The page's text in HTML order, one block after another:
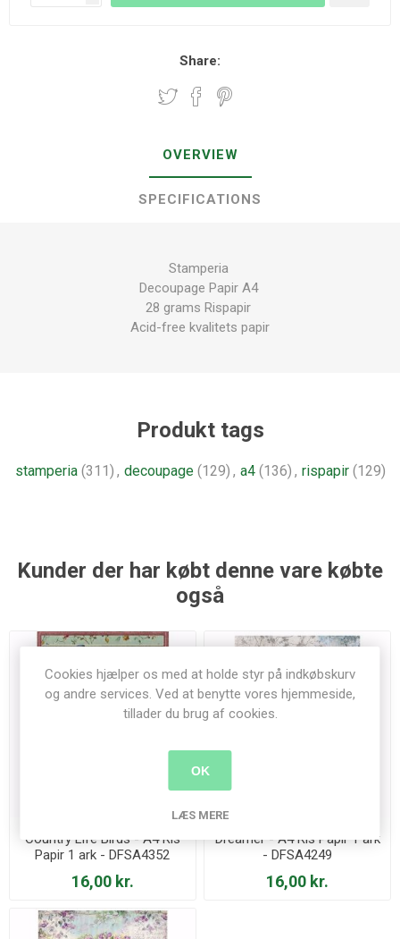
Share:
OVERVIEW
SPECIFICATIONS
Stamperia
Decoupage Papir A4
28 grams Rispapir
Acid-free kvalitets papir
Produkt tags
stamperia (311) , decoupage (129) , a4 (136) , rispapir (129)
Kunder der har købt denne vare købte
også
Country Life Birds - A4 Ris
Papir 1 ark - DFSA4352
16,00 kr.
Dreamer - A4 Ris Papir 1 ark
- DFSA4249
16,00 kr.
Cookies hjælper os med at holde styr på indkøbskurv
og andre services. Ved at benytte vores hjemmeside,
tillader du brug af cookies.
OK
LÆS MERE